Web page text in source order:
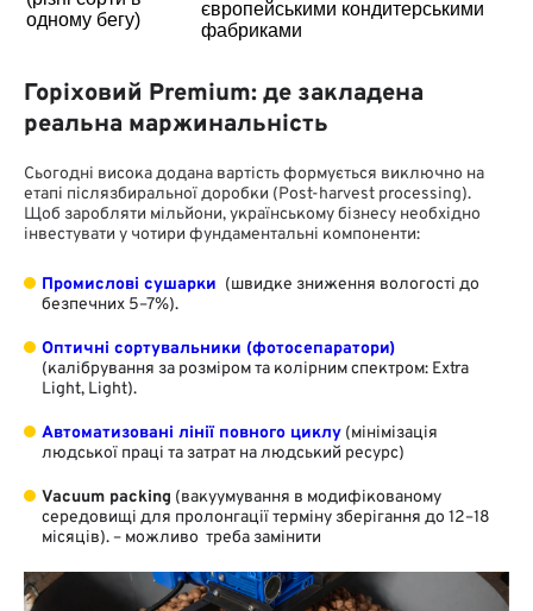
одному бегу)
європейськими кондитерськими
фабриками
Горіховий Premium: де закладена
реальна маржинальність
Сьогодні висока додана вартість формується виключно на
етапі післязбиральної доробки (Post-harvest processing).
Щоб заробляти мільйони, українському бізнесу необхідно
інвестувати у чотири фундаментальні компоненти:
Промислові сушарки (швидке зниження вологості до
безпечних 5–7%).
Оптичні сортувальники (фотосепаратори)
(калібрування за розміром та колірним спектром: Extra
Light, Light).
Автоматизовані лінії повного циклу (мінімізація
людської праці та затрат на людський ресурс)
Vacuum packing (вакуумування в модифікованому
середовищі для пролонгації терміну зберігання до 12–18
місяців). – можливо треба замінити